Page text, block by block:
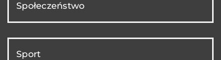
Społeczeństwo
Sport